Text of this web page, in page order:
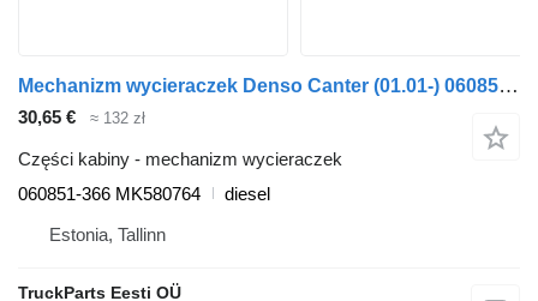
Mechanizm wycieraczek Denso Canter (01.01-) 060851-366 do ciągnika siodłowego Mitsubishi Canter (2001-)
30,65 € ≈ 132 zł
Części kabiny - mechanizm wycieraczek
060851-366 MK580764
diesel
Estonia, Tallinn
TruckParts Eesti OÜ